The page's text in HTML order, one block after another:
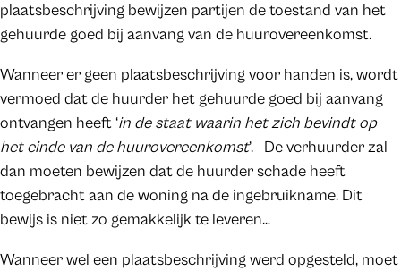
plaatsbeschrijving bewijzen partijen de toestand van het
gehuurde goed bij aanvang van de huurovereenkomst.
Wanneer er geen plaatsbeschrijving voor handen is, wordt
vermoed dat de huurder het gehuurde goed bij aanvang
ontvangen heeft ‘in de staat waarin het zich bevindt op
het einde van de huurovereenkomst’. De verhuurder zal
dan moeten bewijzen dat de huurder schade heeft
toegebracht aan de woning na de ingebruikname. Dit
bewijs is niet zo gemakkelijk te leveren…
Wanneer wel een plaatsbeschrijving werd opgesteld, moet